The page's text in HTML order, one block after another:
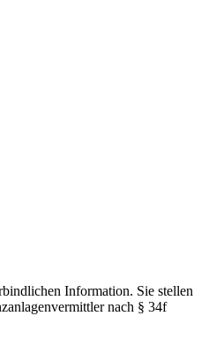
Information. Sie stellen
nach § 34f